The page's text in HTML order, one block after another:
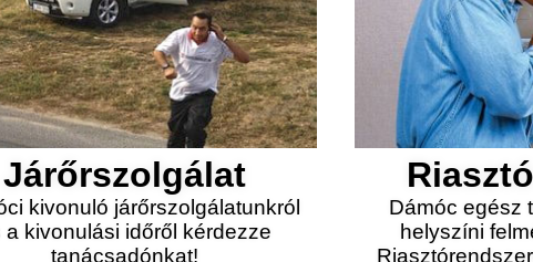
Járőrszolgálat
kivonuló járőrszolgálatunkról
a kivonulási időről kérdezze
tanácsadónkat!
Dámóc egész
helyszíni